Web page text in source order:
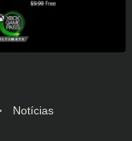
Notícias